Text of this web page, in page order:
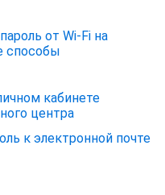
от Wi-Fi на
способы
кабинете
центра
к электронной почте